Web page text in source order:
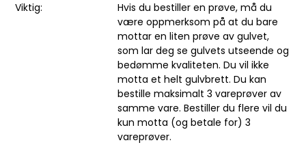
Viktig:
Hvis du bestiller en prøve, må du
være oppmerksom på at du bare
mottar en liten prøve av gulvet,
som lar deg se gulvets utseende og
bedømme kvaliteten. Du vil ikke
motta et helt gulvbrett. Du kan
bestille maksimalt 3 vareprøver av
samme vare. Bestiller du flere vil du
kun motta (og betale for) 3
vareprøver.